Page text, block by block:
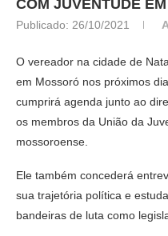
COM JUVENTUDE
Publicado: 26/10/2021
O vereador na cidade de
em Mossoró nos próximos
cumprirá agenda junto ao
os membros da União da
mossoroense.
Ele também concederá
sua trajetória política e
bandeiras de luta como